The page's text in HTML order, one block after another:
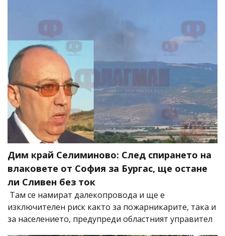
Дим край Селиминово: След спирането на
влаковете от София за Бургас, ще остане
ли Сливен без ток
Там се намират далекопровода и ще е
изключителен риск както за пожарникарите, така и
за населението, предупреди областният управител